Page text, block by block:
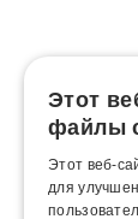
Этот
файлы
Этот веб-
для